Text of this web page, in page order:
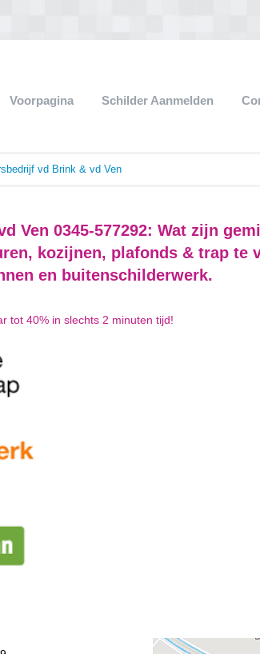
Voorpagina Schilder Aanmelden
vd Brink & vd Ven
Ven 0345-577292: Wat zijn
kozijnen, plafonds & trap te
en buitenschilderwerk.
tot 40% in slechts 2 minuten tijd!